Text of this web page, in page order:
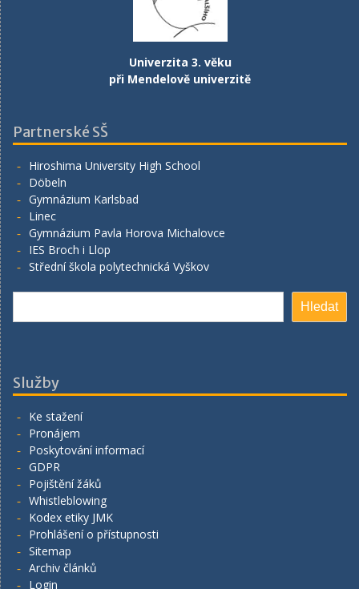
Univerzita 3. věku
při Mendelově univerzitě
Partnerské SŠ
Hiroshima University High School
Döbeln
Gymnázium Karlsbad
Linec
Gymnázium Pavla Horova Michalovce
IES Broch i Llop
Střední škola polytechnická Vyškov
Hledat
Služby
Ke stažení
Pronájem
Poskytování informací
GDPR
Pojištění žáků
Whistleblowing
Kodex etiky JMK
Prohlášení o přístupnosti
Sitemap
Archiv článků
Login